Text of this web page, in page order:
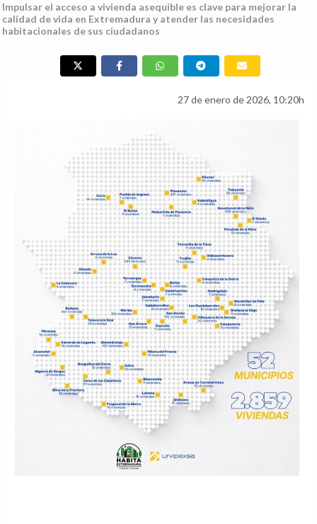
Impulsar el acceso a vivienda asequible es clave para mejorar la
calidad de vida en Extremadura y atender las necesidades
habitacionales de sus ciudadanos
27 de enero de 2026, 10:20h